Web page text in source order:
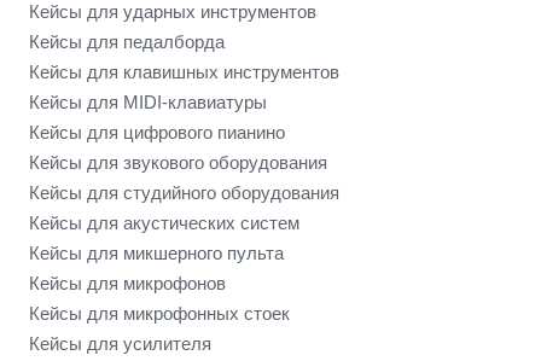
Кейсы для ударных инструментов
Кейсы для педалборда
Кейсы для клавишных инструментов
Кейсы для MIDI-клавиатуры
Кейсы для цифрового пианино
Кейсы для звукового оборудования
Кейсы для студийного оборудования
Кейсы для акустических систем
Кейсы для микшерного пульта
Кейсы для микрофонов
Кейсы для микрофонных стоек
Кейсы для усилителя